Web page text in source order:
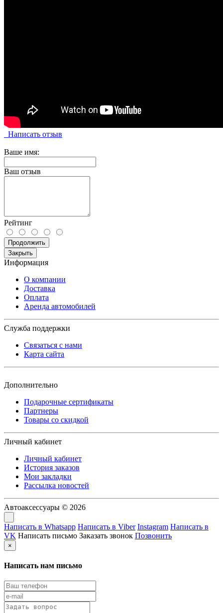
Написать отзыв
Ваше имя:
Ваш отзыв
Рейтинг
Продолжить
Закрыть
Информация
О компании
Доставка
Оплата
Аренда автомобилей
Служба поддержки
Связаться с нами
Карта сайта
Дополнительно
Подарочные сертификаты
Партнеры
Товары со скидкой
Личный кабинет
Личный кабинет
История заказов
Мои закладки
Рассылка новостей
Автоаксессуары © 2026
Написать в Whatsapp Написать в Viber Instagram Написать в
VK Написать письмо Заказать звонок Позвонить
×
Написать нам письмо